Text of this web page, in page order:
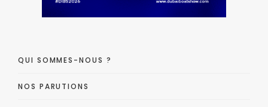
QUI SOMMES-NOUS ?
NOS PARUTIONS